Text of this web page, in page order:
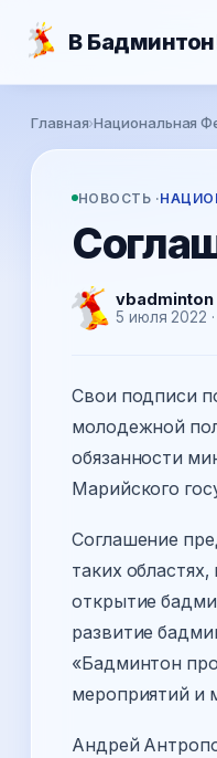
В
Вы здесь
Главная›Национальная
НОВОСТЬ ·
vbadminton
5 июля 2022
Свои подписи
молодежной
обязанности
Марийского
Соглашение
таких
открытие
развитие
«Бадминтон
мероприятий и
Андрей